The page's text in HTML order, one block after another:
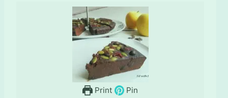
Print Pin